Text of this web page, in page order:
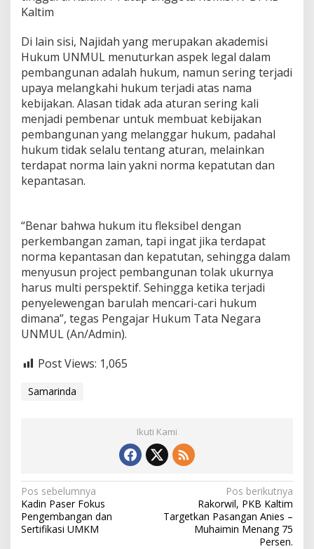
Kaltim
Di lain sisi, Najidah yang merupakan akademisi
Hukum UNMUL menuturkan aspek legal dalam
pembangunan adalah hukum, namun sering terjadi
upaya melangkahi hukum terjadi atas nama
kebijakan. Alasan tidak ada aturan sering kali
menjadi pembenar untuk membuat kebijakan
pembangunan yang melanggar hukum, padahal
hukum tidak selalu tentang aturan, melainkan
terdapat norma lain yakni norma kepatutan dan
kepantasan.
“Benar bahwa hukum itu fleksibel dengan
perkembangan zaman, tapi ingat jika terdapat
norma kepantasan dan kepatutan, sehingga dalam
menyusun project pembangunan tolak ukurnya
harus multi perspektif. Sehingga ketika terjadi
penyelewengan barulah mencari-cari hukum
dimana”, tegas Pengajar Hukum Tata Negara
UNMUL (An/Admin).
Post Views: 1,065
Samarinda
Ikuti Kami
N
a
v
Pos sebelumnya
Kadin Paser Fokus
Pengembangan dan
Sertifikasi UMKM
Pos berikutnya
Rakorwil, PKB Kaltim
Targetkan Pasangan Anies –
Muhaimin Menang 75
Persen.